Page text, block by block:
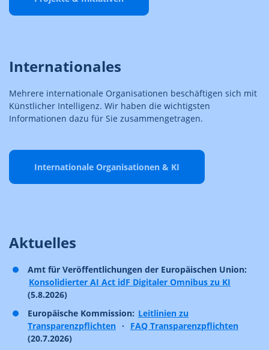
Internationales
Mehrere internationale Organisationen beschäftigen sich mit
Künstlicher Intelligenz. Wir haben die wichtigsten
Informationen dazu für Sie zusammengetragen.
Internationale Organisationen & KI
Aktuelles
Amt für Veröffentlichungen der Europäischen Union:
Konsolidierter AI Act idF Digitaler Omnibus zu KI
(5.8.2026)
Europäische Kommission: Leitlinien zu
Transparenzpflichten ·
FAQ Transparenzpflichten
(20.7.2026)